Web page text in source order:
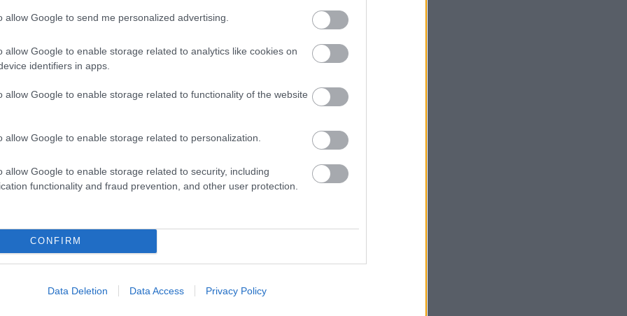
allow Google to send me personalized advertising.
allow Google to enable storage related to analytics like cookies on
identifiers in apps.
allow Google to enable storage related to functionality of the website
allow Google to enable storage related to personalization.
allow Google to enable storage related to security, including
functionality and fraud prevention, and other user protection.
CONFIRM
Data Deletion Data Access Privacy Policy
plasmáticas comienzan a producir
inmunoglobulina. Estos anticuerpos son
El proceso de su formación es claramente
del mieloma múltiple se deben a la
pueden depositarse en los riñones, lo que
de inmunoglobulinas en la sangre la hace
de trastornos de coagulación en los
no sólo la sobreproducción de anticuerpos en el
es la proliferación excesiva de células
de la médula ósea a otros elementos morfóticos